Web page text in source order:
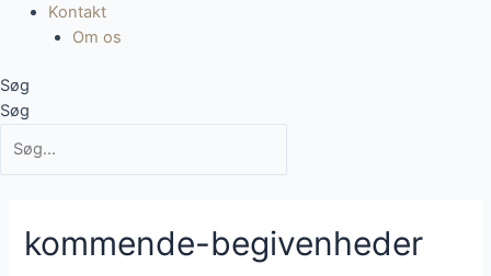
Kontakt
Om os
Søg
Søg
kommende-begivenheder